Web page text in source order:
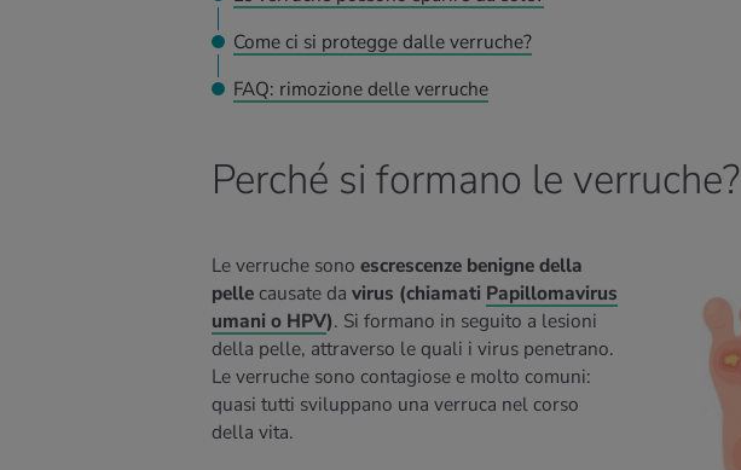
Come ci si protegge dalle verruche?
FAQ: rimozione delle verruche
Perché si formano le verruche?
Le verruche sono escrescenze benigne della
pellecausate da virus (chiamati Papillomavirus
umani o HPV). Si formano in seguito a lesioni
della pelle, attraverso le quali i virus penetrano.
Le verruche sono contagiose e molto comuni:
quasi tutti sviluppano una verruca nel corso
della vita.